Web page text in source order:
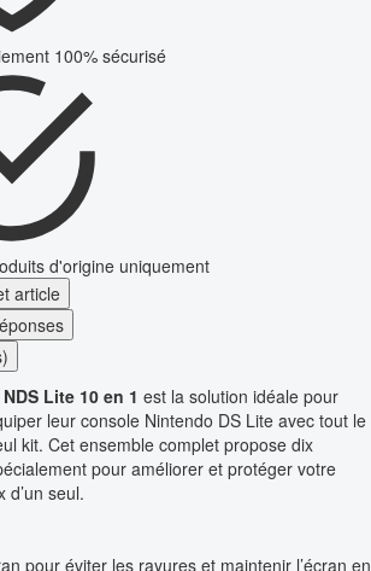
100% sécurisé
d'origine uniquement
article
Lite 10 en 1 est la solution idéale pour
leur console Nintendo DS Lite avec tout le
kit. Cet ensemble complet propose dix
pour améliorer et protéger votre
d’un seul.
pour éviter les rayures et maintenir l’écran en